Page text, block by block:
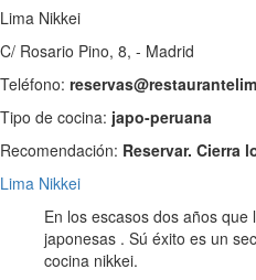
Lima Nikkei
C/ Rosario Pino, 8, - Madrid
Teléfono:
Tipo de cocina: japo-peruana
Recomendación: Reservar. Cierra
Lima Nikkei
En los escasos dos años
japonesas . Sú éxito es un
cocina nikkei.